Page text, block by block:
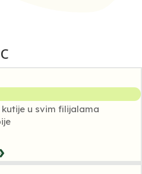
u svim filijalama